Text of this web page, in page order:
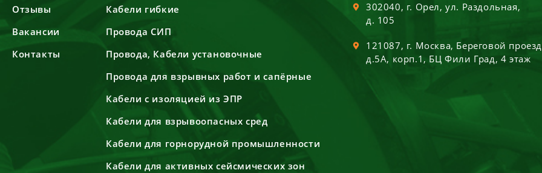
Отзывы
Вакансии
Контакты
Кабели гибкие
Провода СИП
Провода, Кабели установочные
Провода для взрывных работ и сапёрные
Кабели с изоляцией из ЭПР
Кабели для взрывоопасных сред
Кабели для горнорудной промышленности
Кабели для активных сейсмических зон
302040, г. Орел,ул. Раздольная,
д. 105
121087, г. Москва, Береговой проезд
д.5А, корп.1, БЦ Фили Град, 4 этаж